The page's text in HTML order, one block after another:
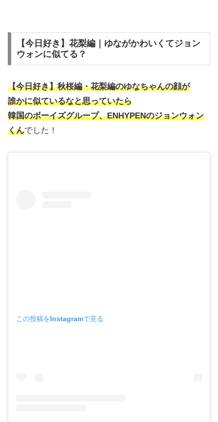
【今日好き】花梨編｜ゆながかわいくてジョン
ウォンに似てる？
【今日好き】秋桜編・花梨編のゆなちゃんの顔が
誰かに似ているなと思っていたら
韓国のボーイズグループ、ENHYPENのジョンウォン
くんでした！
この投稿をInstagramで見る